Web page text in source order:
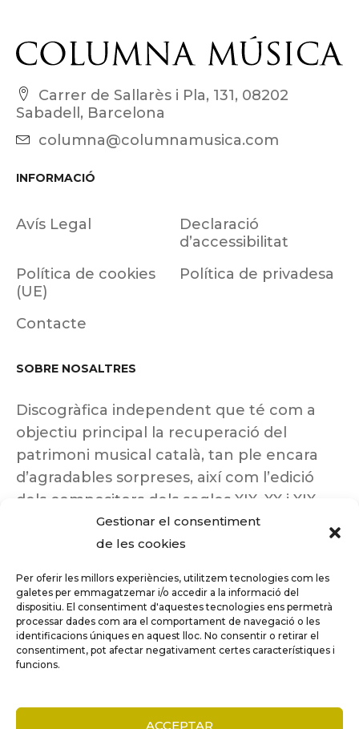
Gestionar el consentiment
de les cookies
Per oferir les millors experiències, utilitzem tecnologies com les
galetes per emmagatzemar i/o accedir a la informació del
dispositiu. El consentiment d'aquestes tecnologies ens permetrà
processar dades com ara el comportament de navegació o les
identificacions úniques en aquest lloc. No consentir o retirar el
consentiment, pot afectar negativament certes característiques i
funcions.
ACCEPTAR
Carrer de Sallarès i Pla, 131, 08202
Sabadell, Barcelona
columna@columnamusica.com
INFORMACIÓ
Avís Legal
Declaració
d’accessibilitat
Política de cookies
(UE)
Política de privadesa
Contacte
SOBRE NOSALTRES
Discogràfica independent que té com a
objectiu principal la recuperació del
patrimoni musical català, tan ple encara
d’agradables sorpreses, així com l’edició
dels compositors dels segles XIX, XX i XIX
insuficientment coneguts.
Tots els drets reservats a ©Columna
Música.
COMPARE (0)